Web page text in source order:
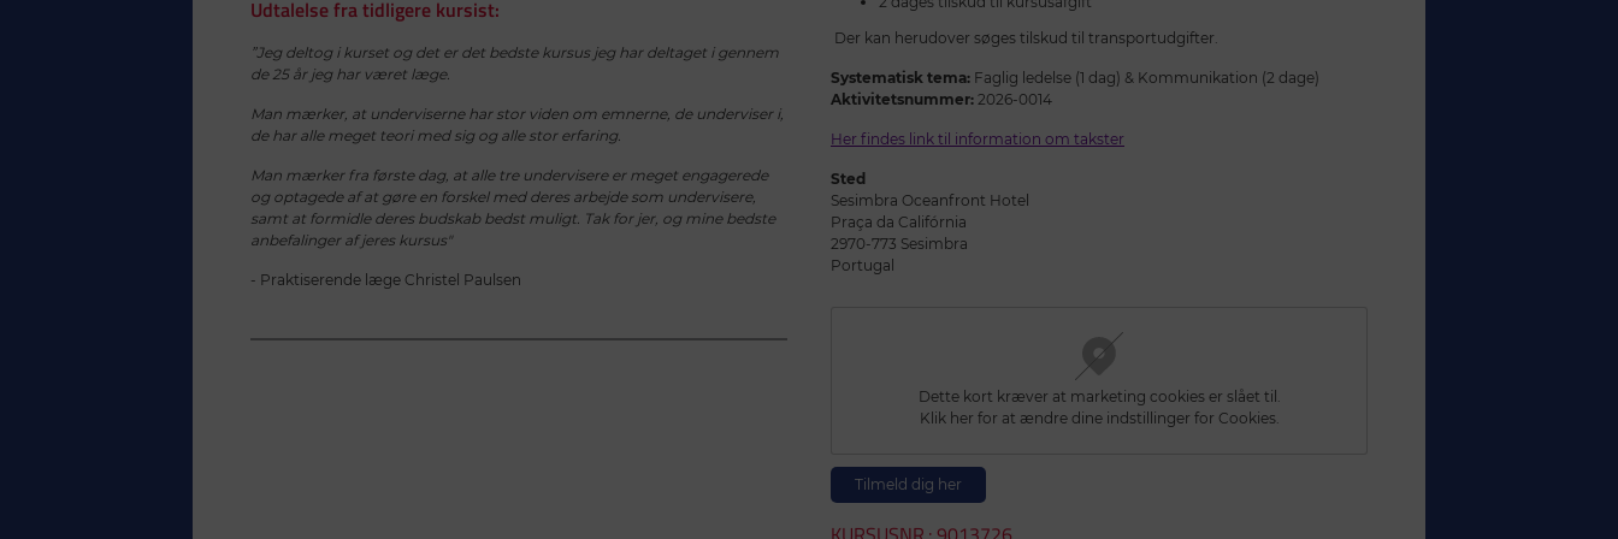
Udtalelse fra tidligere kursist:
”Jeg deltog i kurset og det er det bedste kursus jeg har deltaget i gennem
de 25 år jeg har været læge.
Man mærker, at underviserne har stor viden om emnerne, de underviser i,
de har alle meget teori med sig og alle stor erfaring.
Man mærker fra første dag, at alle tre undervisere er meget engagerede
og optagede af at gøre en forskel med deres arbejde som undervisere,
samt at formidle deres budskab bedst muligt. Tak for jer, og mine bedste
anbefalinger af jeres kursus"
- Praktiserende læge Christel Paulsen
Der kan herudover søges tilskud til transportudgifter.
Systematisk tema: Faglig ledelse (1 dag) & Kommunikation (2 dage)
Aktivitetsnummer: 2026-0014
Her findes link til information om takster
Sted
Sesimbra Oceanfront Hotel
Praça da Califórnia
2970-773 Sesimbra
Portugal
Dette kort kræver at marketing cookies er slået til.
Klik her for at ændre dine indstillinger for Cookies.
Tilmeld dig her